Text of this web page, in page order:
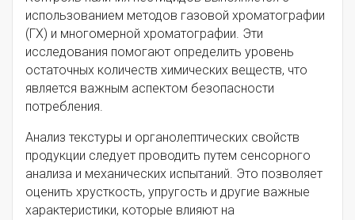
использованием методов газовой хроматографии
(ГХ) и многомерной хроматографии. Эти
исследования помогают определить уровень
остаточных количеств химических веществ, что
является важным аспектом безопасности
потребления.
Анализ текстуры и органолептических свойств
продукции следует проводить путем сенсорного
анализа и механических испытаний. Это позволяет
оценить хрусткость, упругость и другие важные
характеристики, которые влияют на